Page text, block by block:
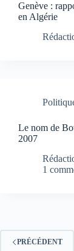
Genève :
en Algérie
Le nom de
2007
1
PRÉCÉDENT